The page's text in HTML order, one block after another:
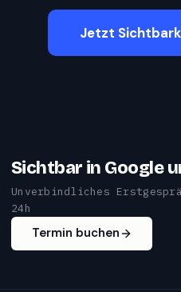
Jetzt
Sichtbar in Google
Unverbindliches
24h
Termin buchen